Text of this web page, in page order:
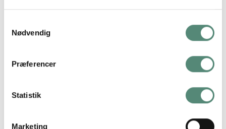
Nødvendig
Præferencer
Statistik
Marketing
YDERLIGERE INFORMATION
STØRRELSE
60×80 cm., 70×100 cm., 90×120 cm., 100×140
SVÆVERAMME Ingen, Sort ramme, Sølv ramme, Ege ramme